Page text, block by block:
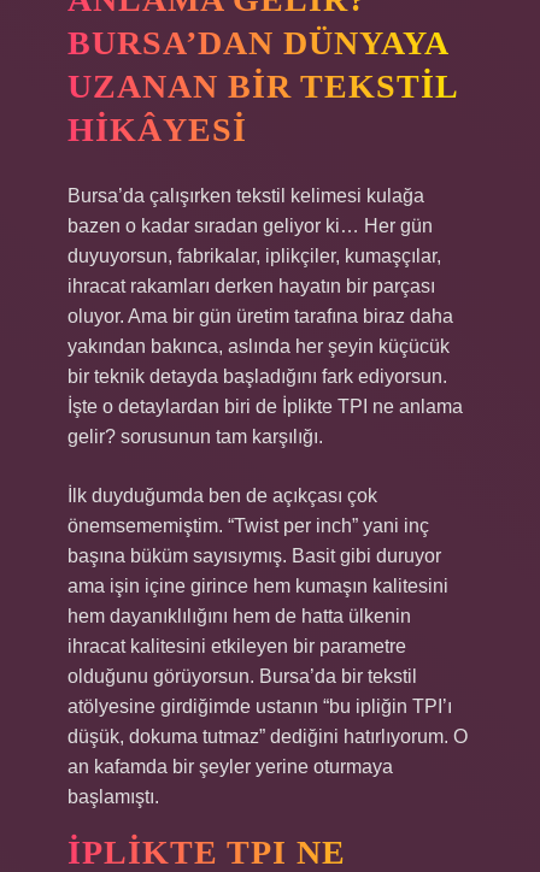
BURSA’DAN DÜNYAYA
UZANAN BIR TEKSTIL
HIKÂYESI
Bursa’da çalışırken tekstil kelimesi kulağa
bazen o kadar sıradan geliyor ki… Her gün
duyuyorsun, fabrikalar, iplikçiler, kumaşçılar,
ihracat rakamları derken hayatın bir parçası
oluyor. Ama bir gün üretim tarafına biraz daha
yakından bakınca, aslında her şeyin küçücük
bir teknik detayda başladığını fark ediyorsun.
İşte o detaylardan biri de İplikte TPI ne anlama
gelir? sorusunun tam karşılığı.
İlk duyduğumda ben de açıkçası çok
önemsememiştim. “Twist per inch” yani inç
başına büküm sayısıymış. Basit gibi duruyor
ama işin içine girince hem kumaşın kalitesini
hem dayanıklılığını hem de hatta ülkenin
ihracat kalitesini etkileyen bir parametre
olduğunu görüyorsun. Bursa’da bir tekstil
atölyesine girdiğimde ustanın “bu ipliğin TPI’ı
düşük, dokuma tutmaz” dediğini hatırlıyorum. O
an kafamda bir şeyler yerine oturmaya
başlamıştı.
İPLIKTE TPI NE